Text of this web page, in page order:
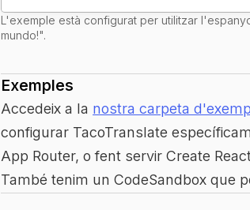
L'exemple està configurat per utilitzar
mundo!".
Exemples
Accedeix a la nostra carpeta
configurar TacoTranslate
App Router, o fent servir Create
També tenim un CodeSandbox que